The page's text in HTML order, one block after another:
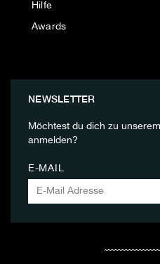
Hilfe
Awards
NEWSLETTER
Möchtest du dich zu unserem
anmelden?
E-MAIL